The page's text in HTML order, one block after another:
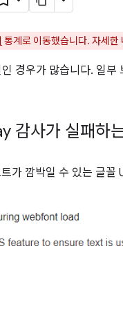
통계로 이동했습니다. 자세한
경우가 많습니다. 일
사가 실패하
가 깜박일 수 있는 글꼴